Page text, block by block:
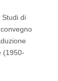
Studi di
(1950-